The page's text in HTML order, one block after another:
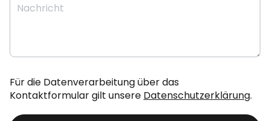
Nachricht
Für die Datenverarbeitung über das
Kontaktformular gilt unsere Datenschutzerklärung.